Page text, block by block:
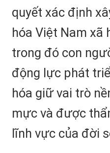
quyết xác định
hóa Việt Nam xã
trong đó con
động lực phát
hóa giữ vai trò
mực và được
lĩnh vực của đời